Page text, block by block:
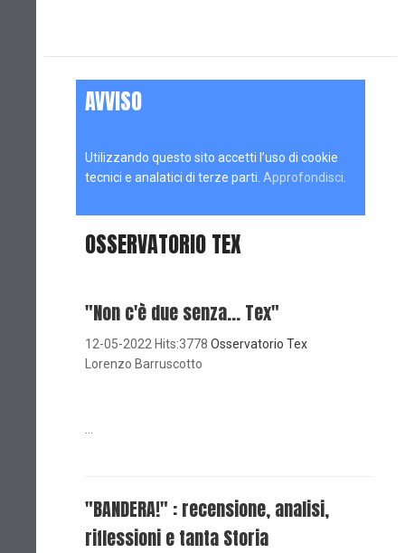
AVVISO
Utilizzando questo sito accetti l’uso di cookie
tecnici e analatici di terze parti. Approfondisci
OSSERVATORIO TEX
"Non c'è due senza... Tex"
12-05-2022 Hits:3778 Osservatorio Tex
Lorenzo Barruscotto
"BANDERA!" : recensione, analisi,
riflessioni e tanta Storia